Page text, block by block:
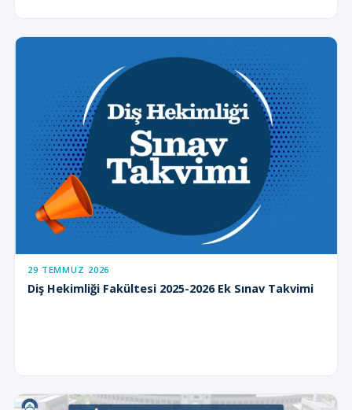
29 TEMMUZ 2026
Diş Hekimliği Fakültesi 2025-2026 Ek Sınav Takvimi